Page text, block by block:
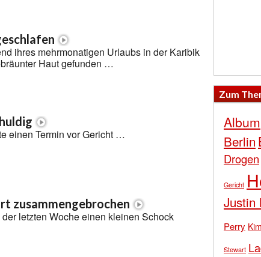
ihres mehrmonatigen Urlaubs in der Karibik
Haut gefunden …
einen Termin vor Gericht …
zusammengebrochen
letzten Woche einen kleinen Schock
Zum
Album
Berlin
Drogen
Gericht
Justin
Perry
Stewart